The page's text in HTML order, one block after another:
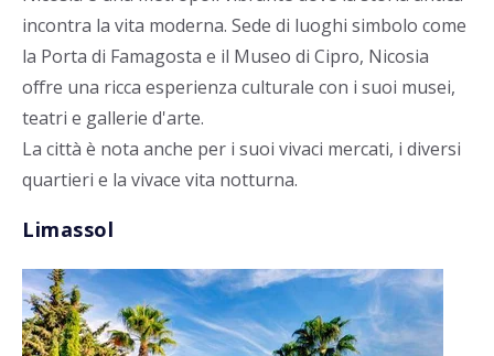
incontra la vita moderna. Sede di luoghi simbolo come
la Porta di Famagosta e il Museo di Cipro, Nicosia
offre una ricca esperienza culturale con i suoi musei,
teatri e gallerie d'arte.
La città è nota anche per i suoi vivaci mercati, i diversi
quartieri e la vivace vita notturna.
Limassol